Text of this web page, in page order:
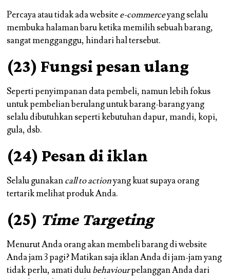
Percaya atau tidak ada websitee-commerceyang selalu
membuka halaman baru ketika memilih sebuah barang,
sangat mengganggu, hindari hal tersebut.
(23) Fungsi pesan ulang
Seperti penyimpanan data pembeli, namun lebih fokus
untuk pembelian berulang untuk barang-barang yang
selalu dibutuhkan seperti kebutuhan dapur, mandi, kopi,
gula, dsb.
(24) Pesan di iklan
Selalu gunakancall to actionyang kuat supaya orang
tertarik melihat produk Anda.
(25) Time Targeting
Menurut Anda orang akan membeli barang di website
Anda jam 3 pagi? Matikan saja iklan Anda di jam-jam yang
tidak perlu, amati dulubehaviourpelanggan Anda dari